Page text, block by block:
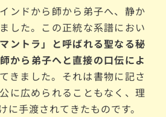
ンドから師から弟子へ、静か
した。この正統な系譜におい
マントラ」と呼ばれる聖なる秘
から弟子へと直接の口伝によ
きました。それは書物に記さ
に広められることもなく、理
に手渡されてきたものです。